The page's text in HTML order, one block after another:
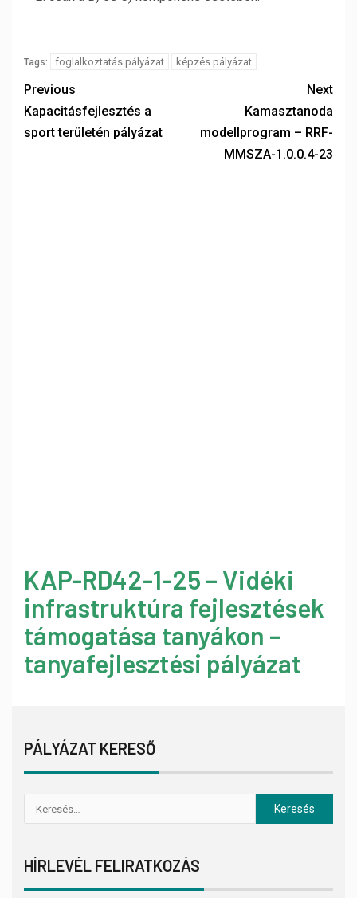
Tags: foglalkoztatás pályázat képzés pályázat
Previous
Kapacitásfejlesztés a
sport területén pályázat
Next
Kamasztanoda
modellprogram – RRF-
MMSZA-1.0.0.4-23
KAP-RD42-1-25 – Vidéki
infrastruktúra fejlesztések
támogatása tanyákon –
tanyafejlesztési pályázat
PÁLYÁZAT KERESŐ
HÍRLEVÉL FELIRATKOZÁS